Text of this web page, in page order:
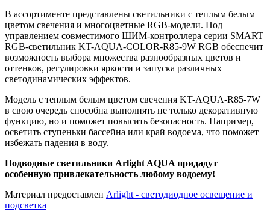
В ассортименте представлены светильники с теплым белым
цветом свечения и многоцветные RGB-модели. Под
управлением совместимого ШИМ-контроллера серии SMART
RGB-светильник KT-AQUA-COLOR-R85-9W RGB обеспечит
возможность выбора множества разнообразных цветов и
оттенков, регулировки яркости и запуска различных
светодинамических эффектов.
Модель с теплым белым цветом свечения KT-AQUA-R85-7W
в свою очередь способна выполнять не только декоративную
функцию, но и поможет повысить безопасность. Например,
осветить ступеньки бассейна или край водоема, что поможет
избежать падения в воду.
Подводные светильники Arlight AQUA придадут
особенную привлекательность любому водоему!
Материал предоставлен Arlight - светодиодное освещение и
подсветка